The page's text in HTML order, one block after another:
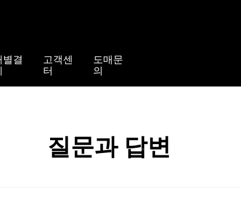
별결
고객센
터
도매문
의
질문과 답변